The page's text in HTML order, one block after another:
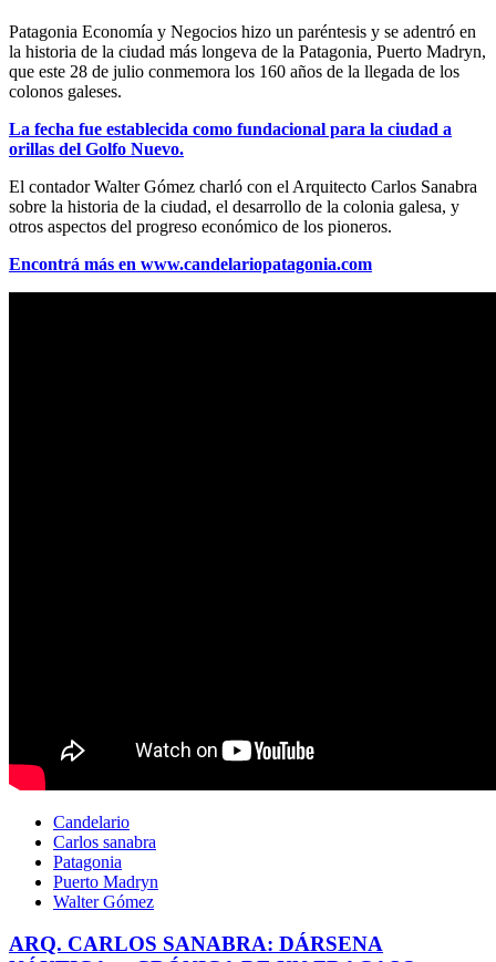
Patagonia Economía y Negocios hizo un paréntesis y se adentró en
la historia de la ciudad más longeva de la Patagonia, Puerto Madryn,
que este 28 de julio conmemora los 160 años de la llegada de los
colonos galeses.
La fecha fue establecida como fundacional para la ciudad a
orillas del Golfo Nuevo.
El contador Walter Gómez charló con el Arquitecto Carlos Sanabra
sobre la historia de la ciudad, el desarrollo de la colonia galesa, y
otros aspectos del progreso económico de los pioneros.
Encontrá más en www.candelariopatagonia.com
Candelario
Carlos sanabra
Patagonia
Puerto Madryn
Walter Gómez
ARQ. CARLOS SANABRA: DÁRSENA